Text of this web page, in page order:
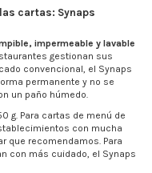
cartas: Synaps
impermeable y lavable
gestionan sus
convencional, el Synaps
permanente y no se
un paño húmedo.
g. Para cartas de menú de
con mucha
que recomendamos. Para
con más cuidado, el Synaps